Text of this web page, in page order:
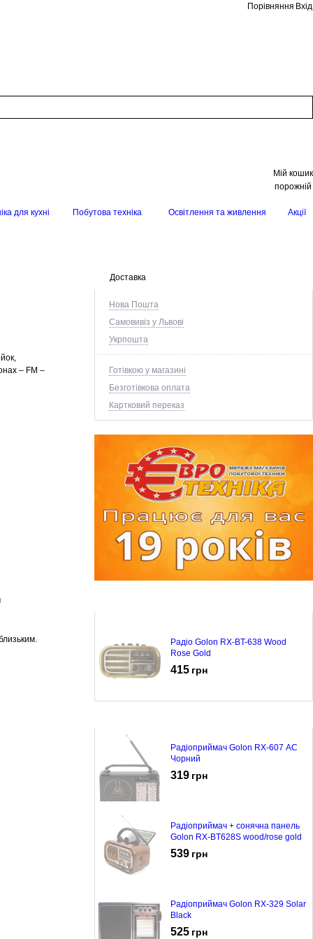
Порівняння Вхід
Мій кошик
порожній
для кухні Побутова техніка Освітлення та живлення Акції
Доставка
Нова Пошта
Самовивіз у Львові
Укрпошта
Готівкою у магазині
Безготівкова оплата
Картковий переказ
Радіо Golon RX-BT-638 Wood
Rose Gold
415 грн
Радіоприймач Golon RX-607 AC
Чорний
319 грн
Радіоприймач + сонячна панель
Golon RX-BT628S wood/rose gold
539 грн
Радіоприймач Golon RX-329 Solar
Black
525 грн
– FM –